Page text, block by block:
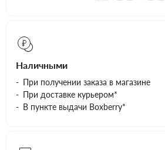
Наличными
При получении заказа в магазине
При доставке курьером*
В пункте выдачи Boxberry*